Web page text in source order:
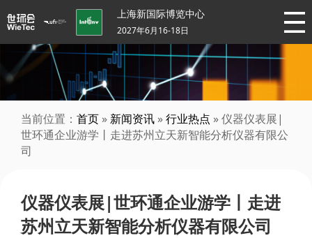
上海新国际博览中心
2027年6月16-18日
当前位置： 首页 » 新闻资讯 »行业热点 » 仪器仪表展|
世环通企业游学丨走进苏州立天新智能分析仪器有限公
司
仪器仪表展|世环通企业游学丨走进
苏州立天新智能分析仪器有限公司